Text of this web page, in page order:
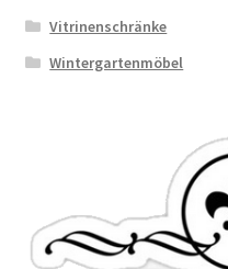
Vitrinenschränke
Wintergartenmöbel